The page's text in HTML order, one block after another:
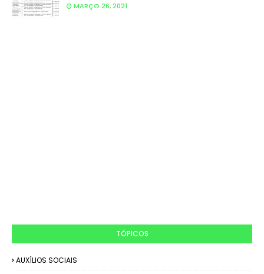
MARÇO 26, 2021
TÓPICOS
AUXÍLIOS SOCIAIS